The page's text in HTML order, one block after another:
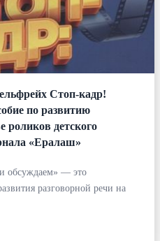
Стоп-кадр!
по развитию
роликов детского
«Ералаш»
обсуждаем» — это
разговорной речи на